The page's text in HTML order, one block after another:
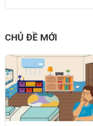
CHỦ ĐỀ MỚI